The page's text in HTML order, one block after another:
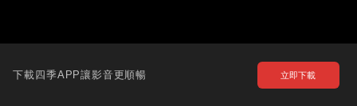
下載四季APP讓影音更順暢 立即下載